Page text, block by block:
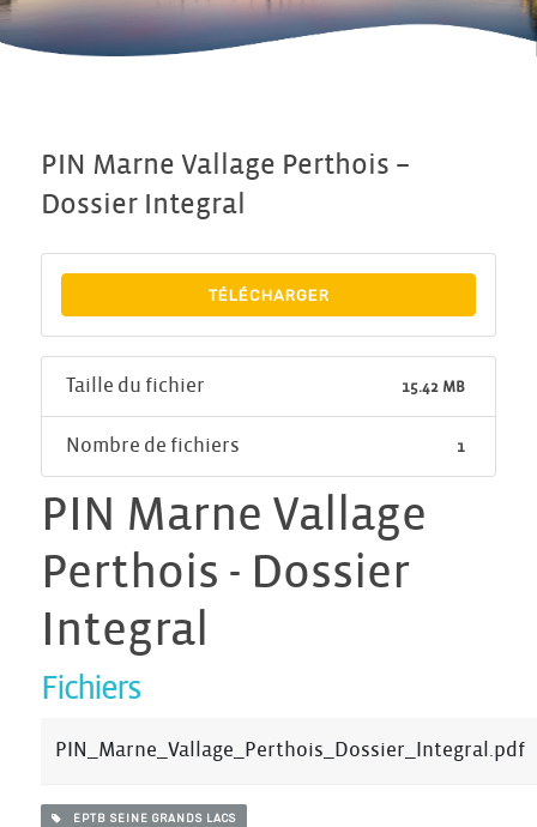
PIN Marne Vallage Perthois –
Dossier Integral
TÉLÉCHARGER
Taille du fichier 15.42 MB
Nombre de fichiers 1
PIN Marne Vallage
Perthois - Dossier
Integral
Fichiers
PIN_Marne_Vallage_Perthois_Dossier_Integral.pdf
EPTB SEINE GRANDS LACS